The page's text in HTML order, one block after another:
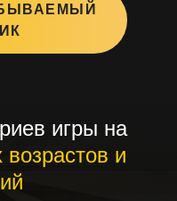
игры на
и